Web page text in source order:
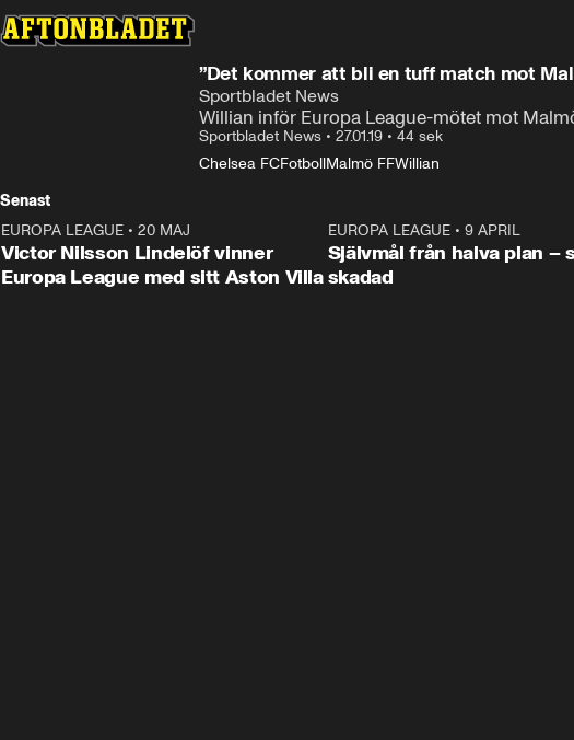
”Det kommer att bli en tuff match mot
Sportbladet News
Willian inför Europa League-mötet mot
Sportbladet News • 27.01.19 • 44 sek
Chelsea FCFotbollMalmö FFWillian
Senast
EUROPA LEAGUE • 20 MAJ
Victor Nilsson Lindelöf vinner
Europa League med sitt Aston Villa
EUROPA LEAGUE• 9 APRIL
Självmål från halva plan –
skadad